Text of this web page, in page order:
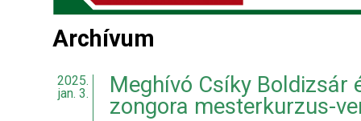
Archívum
2025.
jan. 3.
Meghívó Csíky Boldizsár
zongora mesterkurzus-